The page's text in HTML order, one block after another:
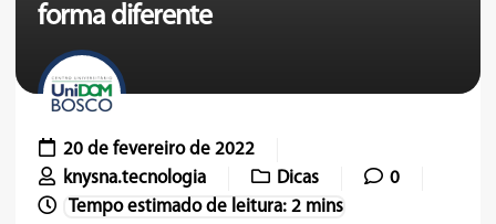
forma diferente
20 de fevereiro de 2022
knysna.tecnologia
Dicas 0